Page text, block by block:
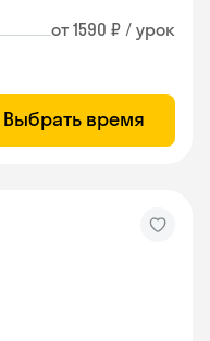
от 1590 ₽ / урок
Выбрать время